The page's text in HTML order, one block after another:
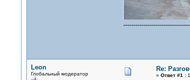
Leon
Глобальный модератор
Re:
« Ответ #1 :